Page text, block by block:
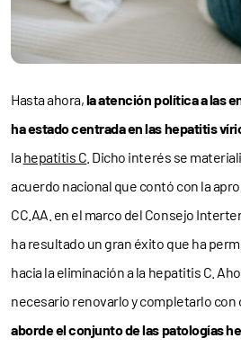
Hasta ahora,la atención política a las
ha estado centrada en las hepatitis
lahepatitis C . Dicho interés se
acuerdo nacional que contó con la
CC.AA. en el marco del Consejo
ha resultado un gran éxito que ha
hacia la eliminación a la hepatitis C.
necesario renovarlo y completarlo
aborde el conjunto de las patologías